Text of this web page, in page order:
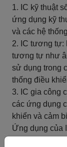
1. IC kỹ thuật
ứng dụng kỹ
và các hệ
2. IC tương tự:
tương tự như
sử dụng trong
thống điều
3. IC gia công
các ứng dụng
khiển và cảm
Ứng dụng của